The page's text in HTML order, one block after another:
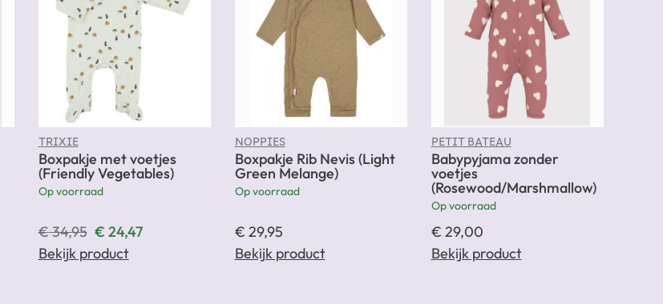
TRIXIE
Boxpakje met voetjes
(Friendly Vegetables)
Op voorraad
€34,95 € 24,47
Bekijk product
NOPPIES
Boxpakje Rib Nevis (Light
Green Melange)
Op voorraad
€ 29,95
Bekijk product
PETIT BATEAU
Babypyjama zonder
voetjes
(Rosewood/Marshmallow)
Op voorraad
€ 29,00
Bekijk product